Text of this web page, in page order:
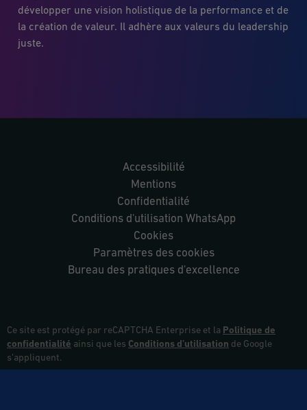
développer une vision holistique de la performance et de
la création de valeur. Il adhère aux valeurs du leadership
juste.
Accessibilité
Mentions
Confidentialité
Conditions d'utilisation WhatsApp
Cookies
Paramètres des cookies
Bureau des pratiques d'excellence
Ce site est protégé par reCAPTCHA Enterprise et la Politique de
confidentialité ainsi que les Conditions d’utilisation de Google
s’appliquent.